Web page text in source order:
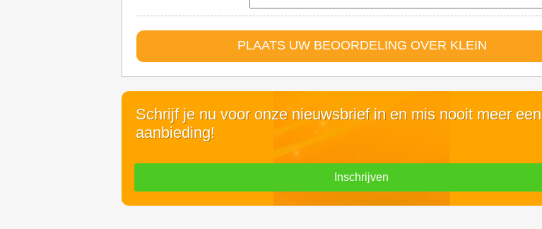
PLAATS UW BEOORDELING OVER KLEIN
Schrijf je nu voor onze nieuwsbrief in en mis nooit meer een
aanbieding!
Inschrijven